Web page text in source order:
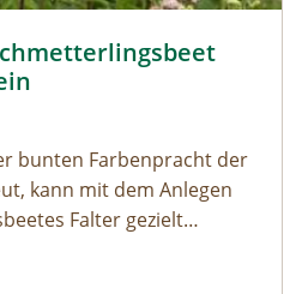
bunten Farbenpracht der
kann mit dem Anlegen
Falter gezielt
werden. Denn